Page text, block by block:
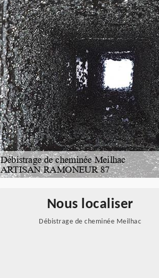
Nous localiser
Débistrage de cheminée Meilhac